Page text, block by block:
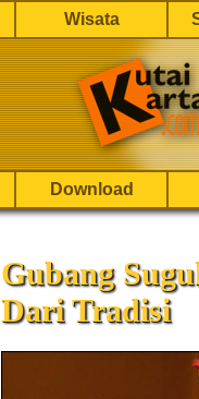
Wisata
Download
Gubang
Dari Tradisi